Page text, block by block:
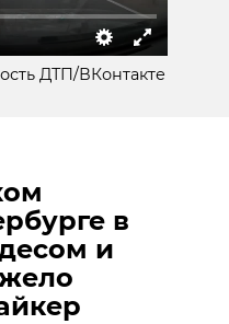
ДТП/ВКонтакте
в
и